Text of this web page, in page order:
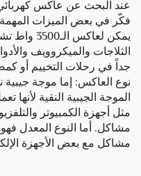
فكّر في بعض الميزات المهمة.
يمكن
الثلاجات والميكروويف
جداً في رحلات التخييم أو
نوع العاكس: إما موجة
الموجة الجيبية النقية
مثل أجهزة الكمبيوتر
مشاكل. أما النوع المعدل
مشاكل مع بعض الأجهزة